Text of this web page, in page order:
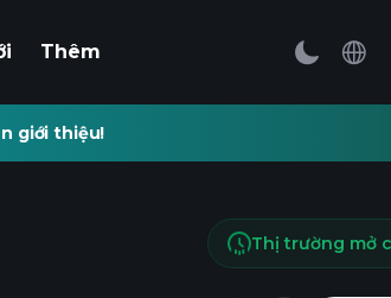
Thêm
giới thiệu!
Thị trường mở